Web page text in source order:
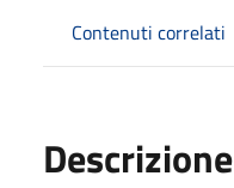
Contenuti correlati
Descrizione